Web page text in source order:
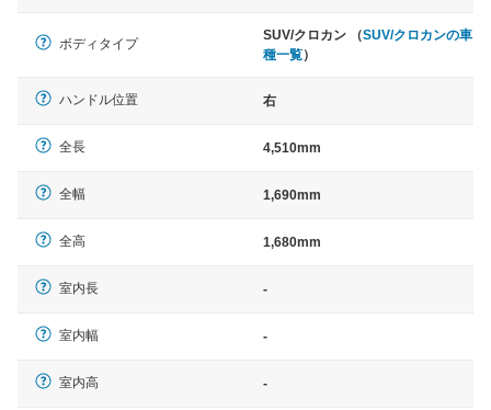
ボディタイプ
SUV/クロカン （SUV/クロカンの車
種一覧）
ハンドル位置 右
全長 4,510mm
全幅 1,690mm
全高 1,680mm
室内長 -
室内幅 -
室内高 -